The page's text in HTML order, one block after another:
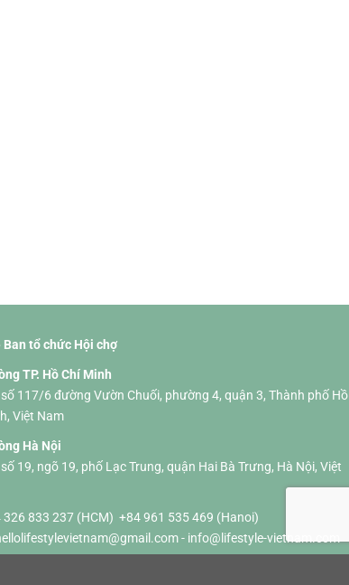
Ban tổ chức Hội chợ
TP. Hồ Chí Minh
117/6 đường Vườn Chuối, phường 4, quận 3, Thành phố Hồ
Việt Nam
Hà Nội
19, ngõ 19, phố Lạc Trung, quận Hai Bà Trưng, Hà Nội, Việt
326 833 237 (HCM) +84 961 535 469 (Hanoi)
- info@lifestyle-vietnam.com